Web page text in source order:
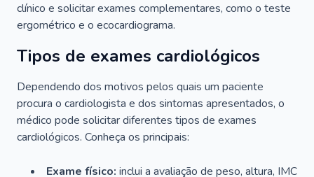
clínico e solicitar exames complementares, como o teste
ergométrico e o ecocardiograma.
Tipos de exames cardiológicos
Dependendo dos motivos pelos quais um paciente
procura o cardiologista e dos sintomas apresentados, o
médico pode solicitar diferentes tipos de exames
cardiológicos. Conheça os principais:
Exame físico: inclui a avaliação de peso, altura, IMC